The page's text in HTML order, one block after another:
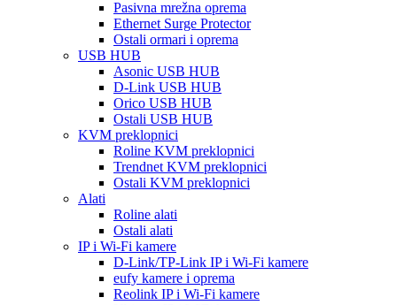
Pasivna mrežna oprema
Ethernet Surge Protector
Ostali ormari i oprema
USB HUB
Asonic USB HUB
D-Link USB HUB
Orico USB HUB
Ostali USB HUB
KVM preklopnici
Roline KVM preklopnici
Trendnet KVM preklopnici
Ostali KVM preklopnici
Alati
Roline alati
Ostali alati
IP i Wi-Fi kamere
D-Link/TP-Link IP i Wi-Fi kamere
eufy kamere i oprema
Reolink IP i Wi-Fi kamere